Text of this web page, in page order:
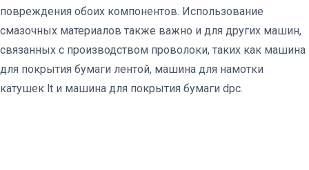
повреждения обоих компонентов. Использование
смазочных материалов также важно и для других машин,
связанных с производством проволоки, таких как машина
для покрытия бумаги лентой, машина для намотки
катушек lt и машина для покрытия бумаги dpc.